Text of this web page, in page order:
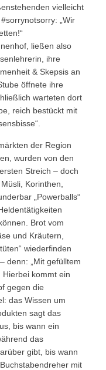
vielleicht
„Wir
ließen also
ihre
& Skepsis an
öffnete ihre
warteten dort
reich bestückt mit
der Region
wurden von den
Streich – doch
Korinthen,
„Powerballs“
Brot vom
und Kräutern,
wiederfinden
denn: „Mit gefülltem
Hierbei kommt ein
gegen die
das Wissen um
sagt das
bis wann ein
das
gibt, bis wann
mit